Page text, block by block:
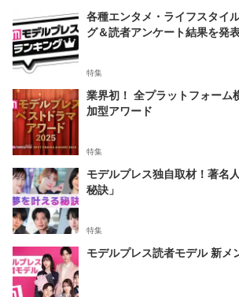
各種エンタメ・ライフスタイ
グ＆読者アンケート結果を発
特集
業界初！ 全プラットフォーム
加型アワード
特集
モデルプレス独自取材！著名
秘訣」
特集
モデルプレス読者モデル 新メ